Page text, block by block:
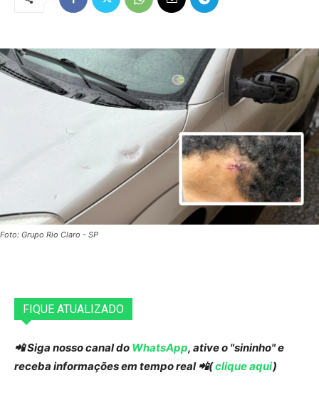
Foto: Grupo Rio Claro - SP
FIQUE ATUALIZADO
📲 Siga nosso canal do WhatsApp, ative o "sininho" e
receba informações em tempo real 📲(clique aqui)